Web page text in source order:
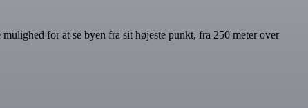
for at se byen fra sit højeste punkt, fra 250 meter over